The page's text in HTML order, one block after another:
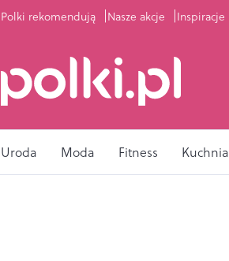
Polki rekomendują Nasze akcje Inspiracje
Uroda Moda Fitness Kuchnia